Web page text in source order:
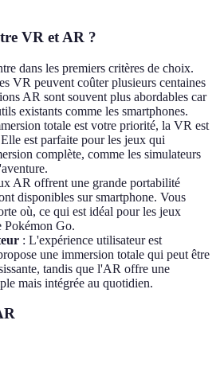
VR et AR ?
dans les premiers critères de choix.
VR peuvent coûter plusieurs centaines
AR sont souvent plus abordables car
existants comme les smartphones.
totale est votre priorité, la VR est
est parfaite pour les jeux qui
complète, comme les simulateurs
AR offrent une grande portabilité
disponibles sur smartphone. Vous
où, ce qui est idéal pour les jeux
Pokémon Go.
: L'expérience utilisateur est
une immersion totale qui peut être
tandis que l'AR offre une
mais intégrée au quotidien.